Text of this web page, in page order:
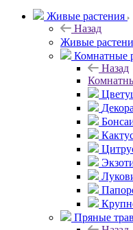
Живые растения
Назад
Живые
Комнатные
Назад
Пряные